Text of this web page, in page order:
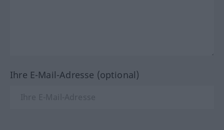
Ihre E-Mail-Adresse (optional)